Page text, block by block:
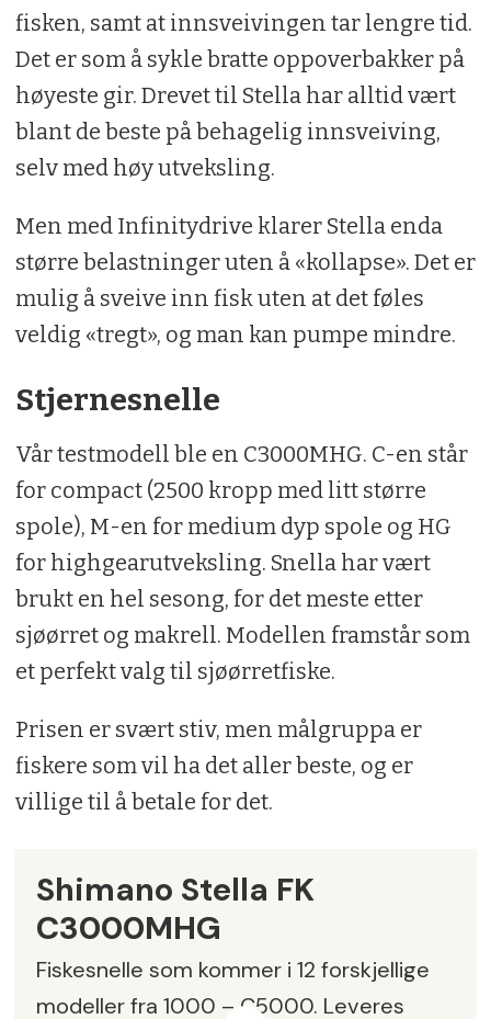
fisken, samt at innsveivingen tar lengre tid.
Det er som å sykle bratte oppoverbakker på
høyeste gir. Drevet til Stella har alltid vært
blant de beste på behagelig innsveiving,
selv med høy utveksling.
Men med Infinitydrive klarer Stella enda
større belastninger uten å «kollapse». Det er
mulig å sveive inn fisk uten at det føles
veldig «tregt», og man kan pumpe mindre.
Stjernesnelle
Vår testmodell ble en C3000MHG. C-en står
for compact (2500 kropp med litt større
spole), M-en for medium dyp spole og HG
for highgearutveksling. Snella har vært
brukt en hel sesong, for det meste etter
sjøørret og makrell. Modellen framstår som
et perfekt valg til sjøørretfiske.
Prisen er svært stiv, men målgruppa er
fiskere som vil ha det aller beste, og er
villige til å betale for det.
Shimano Stella FK
C3000MHG
Fiskesnelle som kommer i 12 forskjellige
modeller fra 1000 – C5000. Leveres